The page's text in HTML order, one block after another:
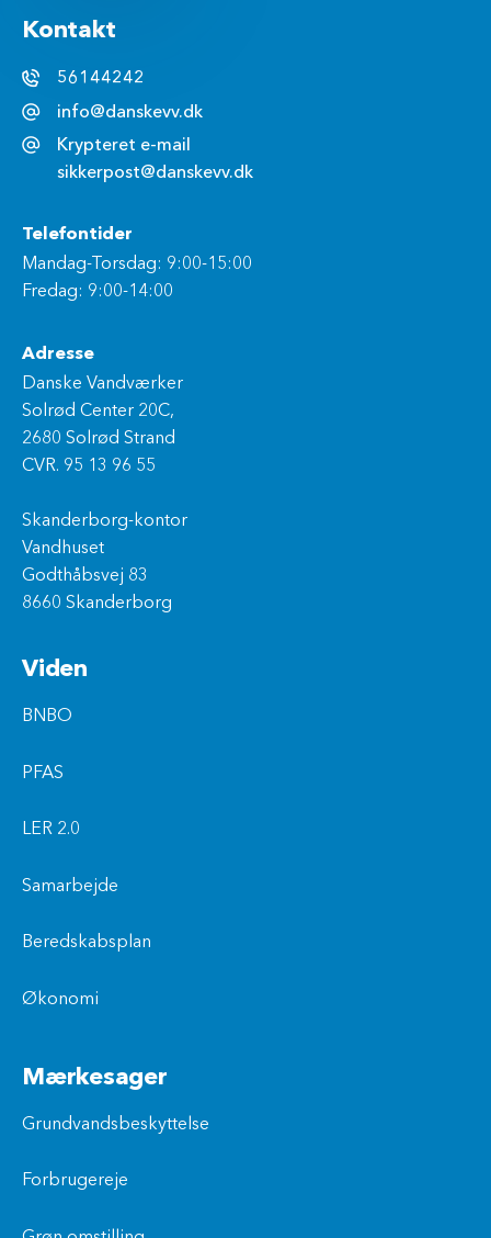
Kontakt
56144242
info@danskevv.dk
Krypteret e-mail
sikkerpost@danskevv.dk
Telefontider
Mandag-Torsdag: 9:00-15:00
Fredag: 9:00-14:00
Adresse
Danske Vandværker
Solrød Center 20C,
2680 Solrød Strand
CVR. 95 13 96 55
Skanderborg-kontor
Vandhuset
Godthåbsvej 83
8660 Skanderborg
Viden
BNBO
PFAS
LER 2.0
Samarbejde
Beredskabsplan
Økonomi
Mærkesager
Grundvandsbeskyttelse
Forbrugereje